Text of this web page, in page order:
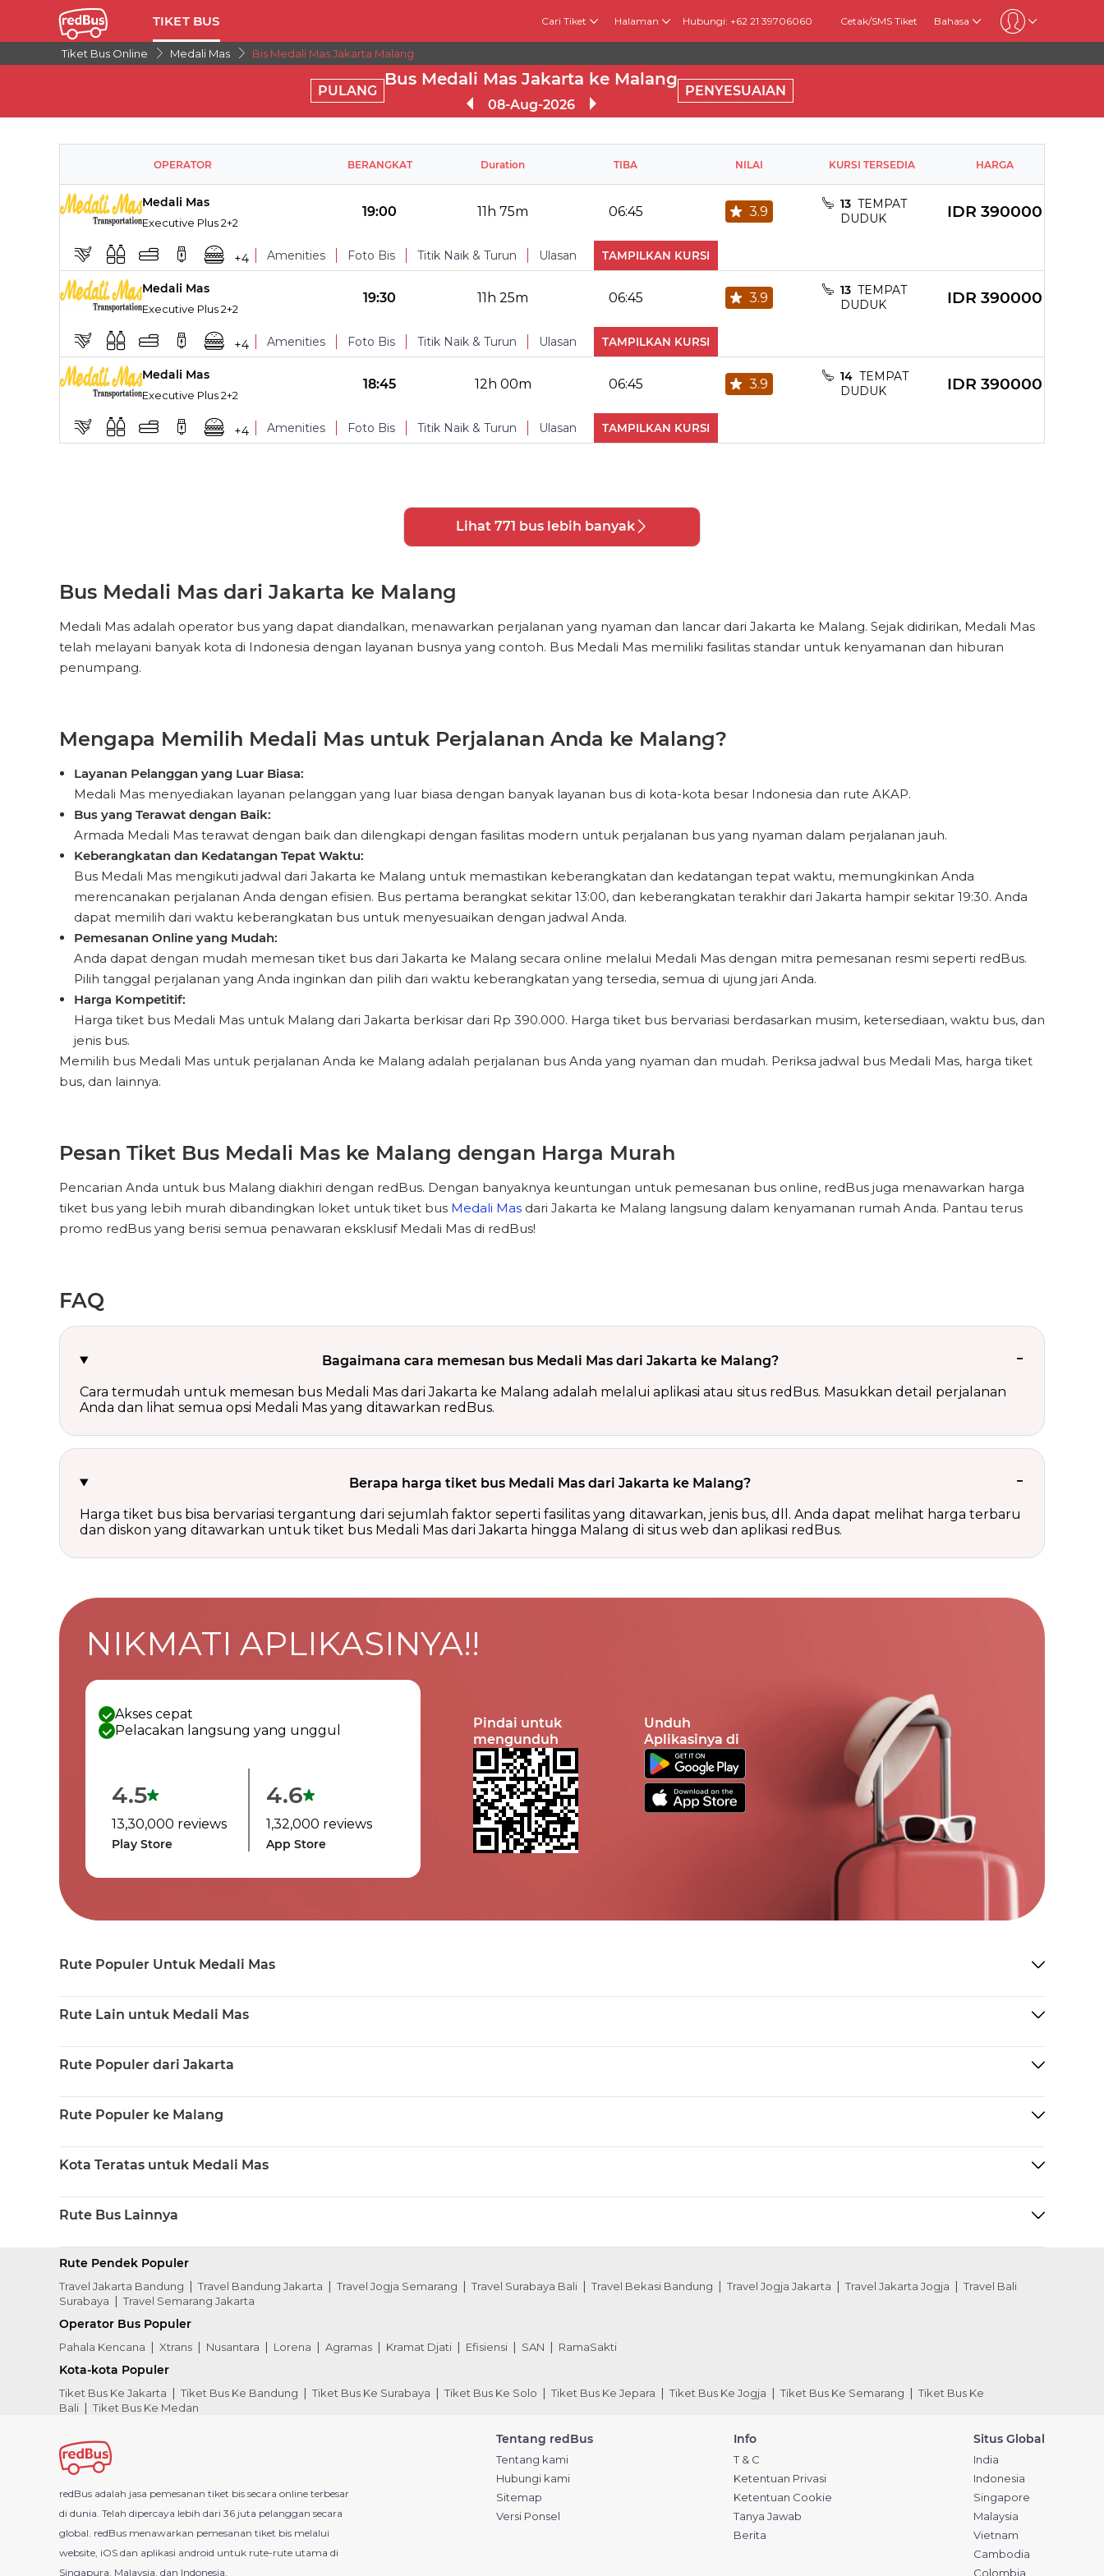
TIKET BUS Cari Tiket Halaman Hubungi: +62 21 39706060 Cetak/SMS Tiket Bahasa
Tiket Bus Online Medali Mas Bis Medali Mas Jakarta Malang
PULANG
Bus Medali Mas Jakarta ke Malang
08-Aug-2026
PENYESUAIAN
OPERATOR BERANGKAT Duration TIBA NILAI KURSI TERSEDIA HARGA
Medali Mas
Executive Plus 2+2
19:00 11h 75m 06:45 3.9 13 TEMPAT
DUDUK
IDR 390000
+4 Amenities Foto Bis Titik Naik & Turun Ulasan TAMPILKAN KURSI
Makan Pillow Toilet
PHOTOS
TITIK NAIK No Reviews Available
Medali Mas
Executive Plus 2+2
19:30 11h 25m 06:45 3.9 13 TEMPAT
DUDUK
IDR 390000
+4 Amenities Foto Bis Titik Naik & Turun Ulasan TAMPILKAN KURSI
TITIK NAIK No Reviews Available
Medali Mas
Executive Plus 2+2
18:45 12h 00m 06:45 3.9 14 TEMPAT
DUDUK
IDR 390000
+4 Amenities Foto Bis Titik Naik & Turun Ulasan TAMPILKAN KURSI
Makan Pillow
Lihat 771 bus lebih banyak
Bus Medali Mas dari Jakarta ke Malang
Medali Mas adalah operator bus yang dapat diandalkan, menawarkan perjalanan yang nyaman dan lancar dari Jakarta ke Malang. Sejak didirikan, Medali Mas
telah melayani banyak kota di Indonesia dengan layanan busnya yang contoh. Bus Medali Mas memiliki fasilitas standar untuk kenyamanan dan hiburan
penumpang.
Mengapa Memilih Medali Mas untuk Perjalanan Anda ke Malang?
Layanan Pelanggan yang Luar Biasa:
Medali Mas menyediakan layanan pelanggan yang luar biasa dengan banyak layanan bus di kota-kota besar Indonesia dan rute AKAP.
Bus yang Terawat dengan Baik:
Armada Medali Mas terawat dengan baik dan dilengkapi dengan fasilitas modern untuk perjalanan bus yang nyaman dalam perjalanan jauh.
Keberangkatan dan Kedatangan Tepat Waktu:
Bus Medali Mas mengikuti jadwal dari Jakarta ke Malang untuk memastikan keberangkatan dan kedatangan tepat waktu, memungkinkan Anda
merencanakan perjalanan Anda dengan efisien. Bus pertama berangkat sekitar 13:00, dan keberangkatan terakhir dari Jakarta hampir sekitar 19:30. Anda
dapat memilih dari waktu keberangkatan bus untuk menyesuaikan dengan jadwal Anda.
Pemesanan Online yang Mudah:
Anda dapat dengan mudah memesan tiket bus dari Jakarta ke Malang secara online melalui Medali Mas dengan mitra pemesanan resmi seperti redBus.
Pilih tanggal perjalanan yang Anda inginkan dan pilih dari waktu keberangkatan yang tersedia, semua di ujung jari Anda.
Harga Kompetitif:
Harga tiket bus Medali Mas untuk Malang dari Jakarta berkisar dari Rp 390.000. Harga tiket bus bervariasi berdasarkan musim, ketersediaan, waktu bus, dan
jenis bus.
Memilih bus Medali Mas untuk perjalanan Anda ke Malang adalah perjalanan bus Anda yang nyaman dan mudah. Periksa jadwal bus Medali Mas, harga tiket
bus, dan lainnya.
Pesan Tiket Bus Medali Mas ke Malang dengan Harga Murah
Pencarian Anda untuk bus Malang diakhiri dengan redBus. Dengan banyaknya keuntungan untuk pemesanan bus online, redBus juga menawarkan harga
tiket bus yang lebih murah dibandingkan loket untuk tiket bus Medali Mas dari Jakarta ke Malang langsung dalam kenyamanan rumah Anda. Pantau terus
promo redBus yang berisi semua penawaran eksklusif Medali Mas di redBus!
FAQ
Bagaimana cara memesan bus Medali Mas dari Jakarta ke Malang?
Cara termudah untuk memesan bus Medali Mas dari Jakarta ke Malang adalah melalui aplikasi atau situs redBus. Masukkan detail perjalanan
Anda dan lihat semua opsi Medali Mas yang ditawarkan redBus.
Berapa harga tiket bus Medali Mas dari Jakarta ke Malang?
Harga tiket bus bisa bervariasi tergantung dari sejumlah faktor seperti fasilitas yang ditawarkan, jenis bus, dll. Anda dapat melihat harga terbaru
dan diskon yang ditawarkan untuk tiket bus Medali Mas dari Jakarta hingga Malang di situs web dan aplikasi redBus.
NIKMATI APLIKASINYA!!
Akses cepat
Pelacakan langsung yang unggul
4.5
13,30,000 reviews
Play Store
4.6
1,32,000 reviews
App Store
Pindai untuk
mengunduh
Unduh
Aplikasinya di
Rute Populer Untuk Medali Mas
Rute Lain untuk Medali Mas
Rute Populer dari Jakarta
Rute Populer ke Malang
Kota Teratas untuk Medali Mas
Rute Bus Lainnya
Rute Pendek Populer
Travel Jakarta Bandung Travel Bandung Jakarta Travel Jogja Semarang Travel Surabaya Bali Travel Bekasi Bandung Travel Jogja Jakarta Travel Jakarta Jogja
Travel Bali
Surabaya
Travel Semarang Jakarta
Operator Bus Populer
Pahala Kencana Xtrans Nusantara Lorena Agramas Kramat Djati Efisiensi SAN RamaSakti
Kota-kota Populer
Tiket Bus Ke Jakarta Tiket Bus Ke Bandung Tiket Bus Ke Surabaya Tiket Bus Ke Solo Tiket Bus Ke Jepara Tiket Bus Ke Jogja Tiket Bus Ke Semarang
Tiket Bus Ke
Bali
Tiket Bus Ke Medan
redBus adalah jasa pemesanan tiket bis secara online terbesar
di dunia. Telah dipercaya lebih dari 36 juta pelanggan secara
global. redBus menawarkan pemesanan tiket bis melalui
website, iOS dan aplikasi android untuk rute-rute utama di
Singapura, Malaysia, dan Indonesia.
Tentang redBus
Tentang kami
Hubungi kami
Sitemap
Versi Ponsel
Info
T & C
Ketentuan Privasi
Ketentuan Cookie
Tanya Jawab
Berita
Situs Global
India
Indonesia
Singapore
Malaysia
Vietnam
Cambodia
Colombia